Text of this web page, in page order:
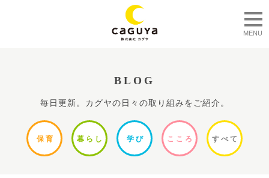
MENU
BLOG
毎日更新。カグヤの日々の取り組みをご紹介。
保 育 暮ら し 学 び ここ ろ すべて